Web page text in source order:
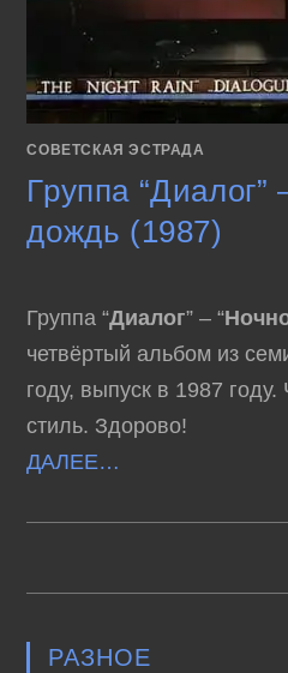
СОВЕТСКАЯ ЭСТРАДА
Группа “Диалог”
дождь (1987)
Группа “Диалог” – “
четвёртый альбом из
году, выпуск в 1987 году.
стиль. Здорово!
ДАЛЕЕ…
“ДИАЛОГ”
РАЗНОЕ